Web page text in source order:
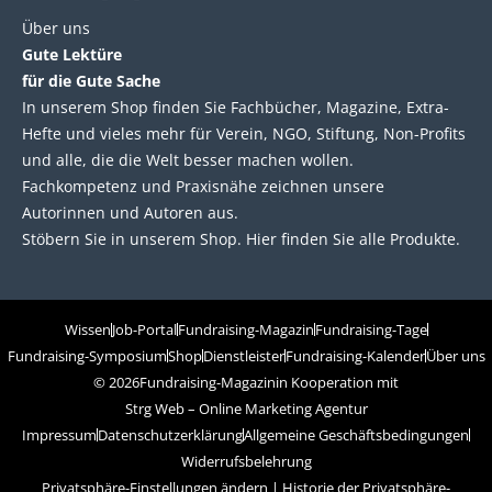
Über uns
Gute Lektüre
für die Gute Sache
In unserem Shop finden Sie Fachbücher, Magazine, Extra-
Hefte und vieles mehr für Verein, NGO, Stiftung, Non-Profits
und alle, die die Welt besser machen wollen.
Fachkompetenz und Praxisnähe zeichnen unsere
Autorinnen und Autoren aus.
Stöbern Sie in unserem Shop. Hier finden Sie alle Produkte.
WissenJob-PortalFundraising-MagazinFundraising-Tage
Fundraising-SymposiumShopDienstleisterFundraising-KalenderÜber uns
© 2026Fundraising-Magazinin Kooperation mit
Strg Web – Online Marketing Agentur
ImpressumDatenschutzerklärungAllgemeine Geschäftsbedingungen
Widerrufsbelehrung